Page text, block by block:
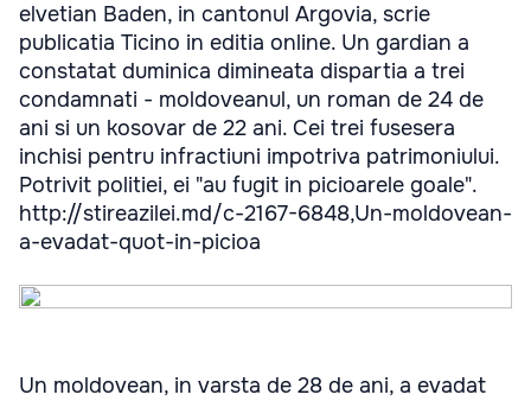
elvetian Baden, in cantonul Argovia, scrie
publicatia Ticino in editia online. Un gardian a
constatat duminica dimineata dispartia a trei
condamnati - moldoveanul, un roman de 24 de
ani si un kosovar de 22 ani. Cei trei fusesera
inchisi pentru infractiuni impotriva patrimoniului.
Potrivit politiei, ei "au fugit in picioarele goale".
http://stireazilei.md/c-2167-6848,Un-moldovean-
a-evadat-quot-in-picioa
Un moldovean, in varsta de 28 de ani, a evadat